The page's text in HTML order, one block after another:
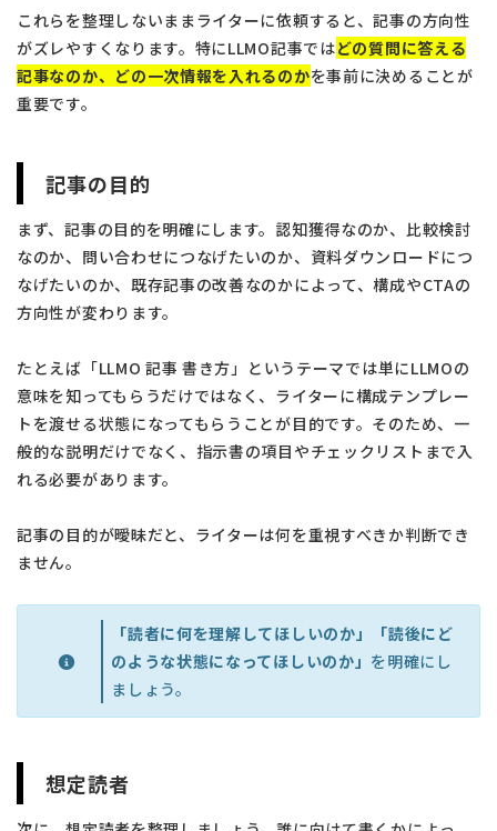
これらを整理しないままライターに依頼すると、記事の方向性
がズレやすくなります。特にLLMO記事ではどの質問に答える
記事なのか、どの一次情報を入れるのかを事前に決めることが
重要です。
記事の目的
まず、記事の目的を明確にします。認知獲得なのか、比較検討
なのか、問い合わせにつなげたいのか、資料ダウンロードにつ
なげたいのか、既存記事の改善なのかによって、構成やCTAの
方向性が変わります。
たとえば「LLMO 記事 書き方」というテーマでは単にLLMOの
意味を知ってもらうだけではなく、ライターに構成テンプレー
トを渡せる状態になってもらうことが目的です。そのため、一
般的な説明だけでなく、指示書の項目やチェックリストまで入
れる必要があります。
記事の目的が曖昧だと、ライターは何を重視すべきか判断でき
ません。
「読者に何を理解してほしいのか」「読後にど
のような状態になってほしいのか」 を明確にし
ましょう。
想定読者